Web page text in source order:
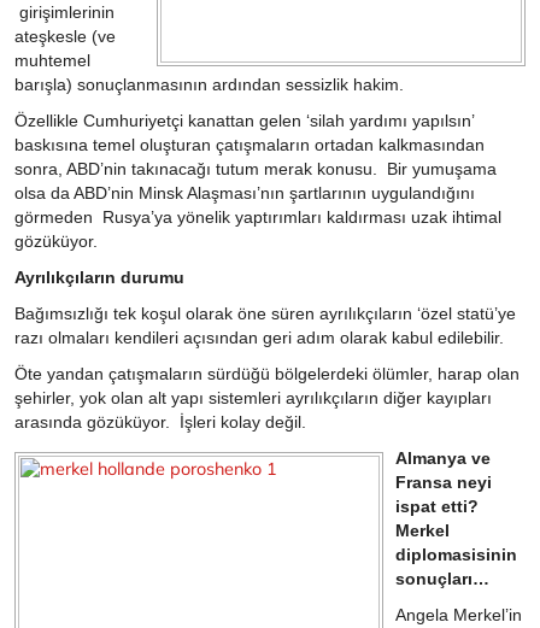
girişimlerinin
ateşkesle (ve
muhtemel
barışla) sonuçlanmasının ardından sessizlik hakim.
Özellikle Cumhuriyetçi kanattan gelen ‘silah yardımı yapılsın’
baskısına temel oluşturan çatışmaların ortadan kalkmasından
sonra, ABD’nin takınacağı tutum merak konusu. Bir yumuşama
olsa da ABD’nin Minsk Alaşması’nın şartlarının uygulandığını
görmeden Rusya’ya yönelik yaptırımları kaldırması uzak ihtimal
gözüküyor.
Ayrılıkçıların durumu
Bağımsızlığı tek koşul olarak öne süren ayrılıkçıların ‘özel statü’ye
razı olmaları kendileri açısından geri adım olarak kabul edilebilir.
Öte yandan çatışmaların sürdüğü bölgelerdeki ölümler, harap olan
şehirler, yok olan alt yapı sistemleri ayrılıkçıların diğer kayıpları
arasında gözüküyor. İşleri kolay değil.
Almanya ve
Fransa neyi
ispat etti?
Merkel
diplomasisinin
sonuçları…
Angela Merkel’in